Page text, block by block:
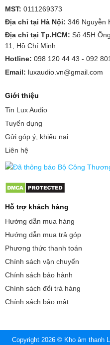
MST: 0111269373
Địa chỉ tại Hà Nội: 346 Nguyễn
Địa chỉ tại Tp.HCM: Số 45H
11, Hồ Chí Minh
Hotline: 098 120 44 43 - 092
Email: luxaudio.vn@gmail.com
Giới thiệu
Tin Lux Audio
Tuyển dụng
Gửi góp ý, khiếu nại
Liên hệ
Hỗ trợ khách hàng
Hướng dẫn mua hàng
Hướng dẫn mua trả góp
Phương thức thanh toán
Chính sách vận chuyển
Chính sách bảo hành
Chính sách đổi trả hàng
Chính sách bảo mật
Copyright 2026 © Kho âm thanh